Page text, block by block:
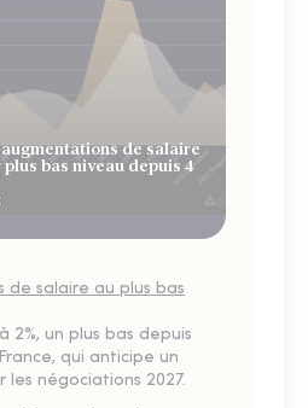
augmentations de salaire
bas niveau depuis 4
de salaire au plus bas
2%, un plus bas depuis
qui anticipe un
les négociations 2027.